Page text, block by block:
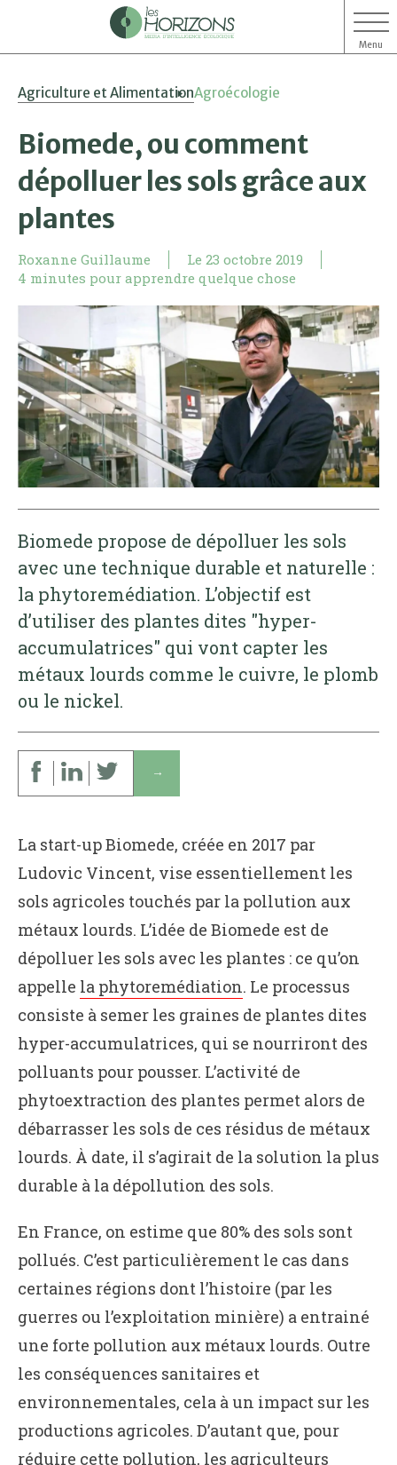
Menu
Agriculture et AlimentationAgroécologie
Biomede, ou comment
dépolluer les sols grâce aux
plantes
Roxanne Guillaume Le 23 octobre 2019
4 minutes pour apprendre quelque chose
Biomede propose de dépolluer les sols
avec une technique durable et naturelle :
la phytoremédiation. L’objectif est
d’utiliser des plantes dites "hyper-
accumulatrices" qui vont capter les
métaux lourds comme le cuivre, le plomb
ou le nickel.
↓
La start-up Biomede, créée en 2017 par
Ludovic Vincent, vise essentiellement les
sols agricoles touchés par la pollution aux
métaux lourds. L’idée de Biomede est de
dépolluer les sols avec les plantes : ce qu’on
appelle la phytoremédiation. Le processus
consiste à semer les graines de plantes dites
hyper-accumulatrices, qui se nourriront des
polluants pour pousser. L’activité de
phytoextraction des plantes permet alors de
débarrasser les sols de ces résidus de métaux
lourds. À date, il s’agirait de la solution la plus
durable à la dépollution des sols.
En France, on estime que 80% des sols sont
pollués. C’est particulièrement le cas dans
certaines régions dont l’histoire (par les
guerres ou l’exploitation minière) a entrainé
une forte pollution aux métaux lourds. Outre
les conséquences sanitaires et
environnementales, cela à un impact sur les
productions agricoles. D’autant que, pour
réduire cette pollution, les agriculteurs